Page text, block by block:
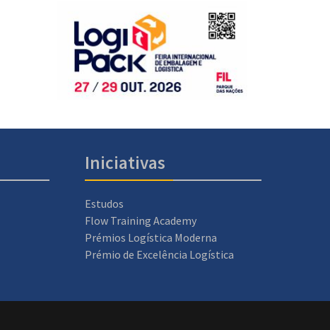
Iniciativas
Estudos
Flow Training Academy
Prémios Logística Moderna
Prémio de Excelência Logística